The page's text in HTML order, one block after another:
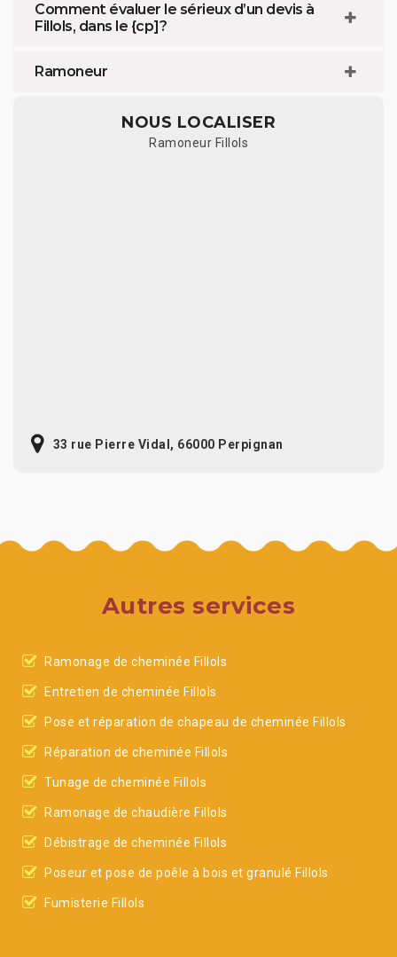
Comment évaluer le sérieux d’un devis à
Fillols, dans le {cp]?
Ramoneur
NOUS LOCALISER
Ramoneur Fillols
33 rue Pierre Vidal, 66000 Perpignan
Autres services
Ramonage de cheminée Fillols
Entretien de cheminée Fillols
Pose et réparation de chapeau de cheminée Fillols
Réparation de cheminée Fillols
Tunage de cheminée Fillols
Ramonage de chaudière Fillols
Débistrage de cheminée Fillols
Poseur et pose de poêle à bois et granulé Fillols
Fumisterie Fillols